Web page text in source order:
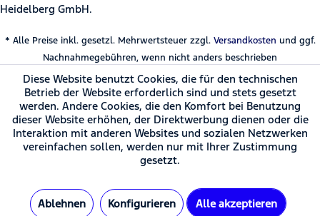
Heidelberg GmbH.
* Alle Preise inkl. gesetzl. Mehrwertsteuer zzgl. Versandkosten und ggf.
Nachnahmegebühren, wenn nicht anders beschrieben
Diese Website benutzt Cookies, die für den technischen
Betrieb der Website erforderlich sind und stets gesetzt
werden. Andere Cookies, die den Komfort bei Benutzung
dieser Website erhöhen, der Direktwerbung dienen oder die
Interaktion mit anderen Websites und sozialen Netzwerken
vereinfachen sollen, werden nur mit Ihrer Zustimmung
gesetzt.
Ablehnen Konfigurieren Alle akzeptieren